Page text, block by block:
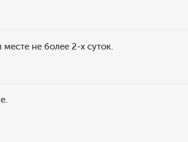
не более 2-х суток.